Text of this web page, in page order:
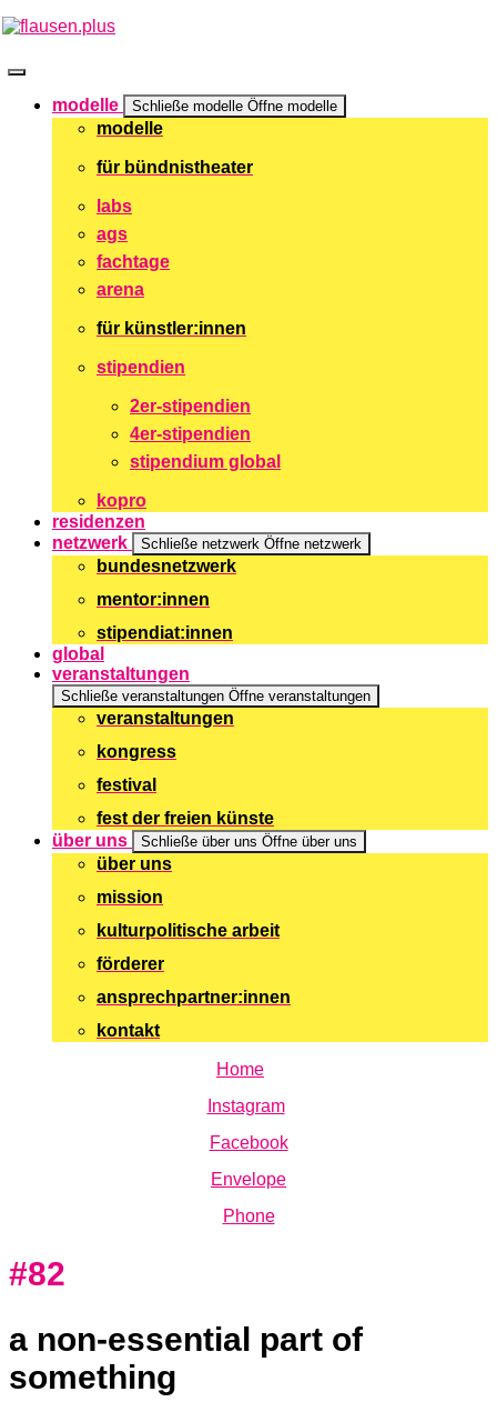
Zum
springen
modelle Schließe modelle Öffne modelle
modelle
für bündnistheater
labs
ags
fachtage
arena
für künstler:innen
stipendien
2er-stipendien
4er-stipendien
stipendium global
kopro
residenzen
netzwerk
Schließe netzwerk Öffne netzwerk
bundesnetzwerk
mentor:innen
stipendiat:innen
global
veranstaltungen
Schließe veranstaltungen Öffne veranstaltungen
veranstaltungen
kongress
festival
fest der freien künste
über uns
Schließe über uns Öffne über uns
über uns
mission
kulturpolitische arbeit
förderer
ansprechpartner:innen
kontakt
Home
Instagram
Facebook
Envelope
Phone
#82
a non-essential part of
something